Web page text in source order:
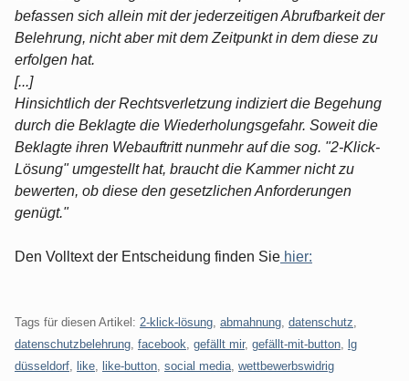
befassen sich allein mit der jederzeitigen Abrufbarkeit der
Belehrung, nicht aber mit dem Zeitpunkt in dem diese zu
erfolgen hat.
[...]
Hinsichtlich der Rechtsverletzung indiziert die Begehung
durch die Beklagte die Wiederholungsgefahr. Soweit die
Beklagte ihren Webauftritt nunmehr auf die sog. "2-Klick-
Lösung" umgestellt hat, braucht die Kammer nicht zu
bewerten, ob diese den gesetzlichen Anforderungen
genügt."
Den Volltext der Entscheidung finden Sie hier:
Tags für diesen Artikel: 2-klick-lösung abmahnung datenschutz
datenschutzbelehrung facebook gefällt mir, gefällt-mit-button
lg
düsseldorf
like like-button social media wettbewerbswidrig